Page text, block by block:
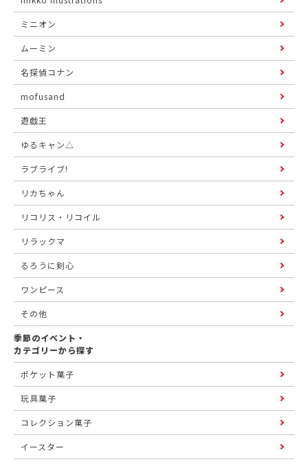
ミニオン
ムーミン
名探偵コナン
mofusand
遊戯王
ゆるキャン△
ラブライブ!
リカちゃん
リコリス・リコイル
リラックマ
るろうに剣心
ワンピース
その他
季節のイベント・
カテゴリーから探す
ポケット菓子
玩具菓子
コレクション菓子
イースター